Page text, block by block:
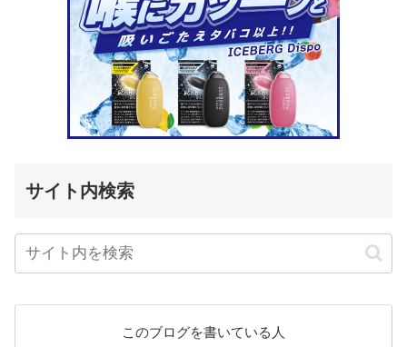
サイト内検索
このブログを書いている人